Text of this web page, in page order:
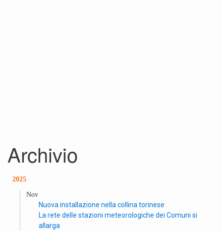
Archivio
2025
Nov
Nuova installazione nella collina torinese
La rete delle stazioni meteorologiche dei Comuni si
allarga